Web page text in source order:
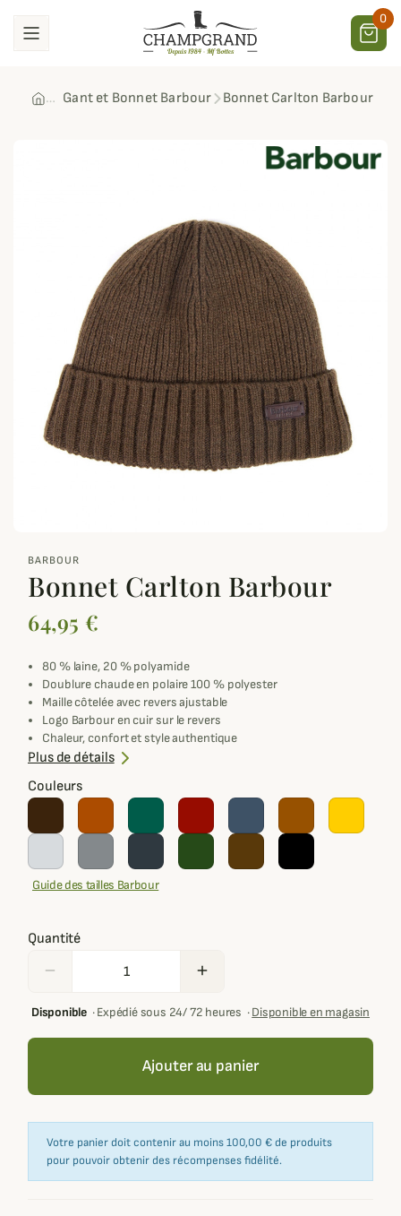
0
Gant et Bonnet Barbour Bonnet Carlton Barbour
BARBOUR
Bonnet Carlton Barbour
64,95 €
80 % laine, 20 % polyamide
Doublure chaude en polaire 100 % polyester
Maille côtelée avec revers ajustable
Logo Barbour en cuir sur le revers
Chaleur, confort et style authentique
Lavage à la main uniquement
Plus de détails
Couleurs
Guide des tailles Barbour
Quantité
remove add
Disponible·Expédié sous 24/ 72 heures ·Disponible en magasin
Ajouter au panier
Votre panier doit contenir au moins 100,00 € de produits
pour pouvoir obtenir des récompenses fidélité.